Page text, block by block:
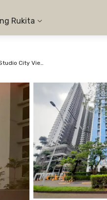
Rukita
Apartemen Roseville Soho & Suite - Studio City View #3